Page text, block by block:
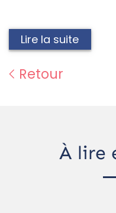
Lire la suite
Retour
À lire